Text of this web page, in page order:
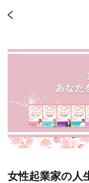
女性起業家の人